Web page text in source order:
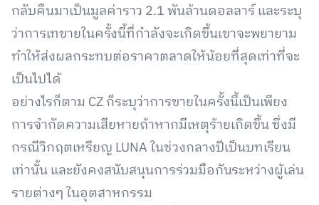
กลับคืนมาเป็นมูลค่าราว 2.1 พันล้านดอลลาร์ และระบุ
ว่าการเทขายในครั้งนี้ที่กำลังจะเกิดขึ้นเขาจะพยายาม
ทำให้ส่งผลกระทบต่อราคาตลาดให้น้อยที่สุดเท่าที่จะ
เป็นไปได้
อย่างไรก็ตาม CZ ก็ระบุว่าการขายในครั้งนี้เป็นเพียง
การจำกัดความเสียหายถ้าหากมีเหตุร้ายเกิดขึ้น ซึ่งมี
กรณีวิกฤตเหรียญ LUNA ในช่วงกลางปีเป็นบทเรียน
เท่านั้น และยังคงสนับสนุนการร่วมมือกันระหว่างผู้เล่น
รายต่างๆ ในอุตสาหกรรม